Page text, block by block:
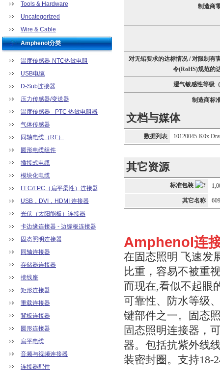
Tools & Hardware
Uncategorized
Wire & Cable
Amphenol分类
温度传感器-NTC热敏电阻
USB电缆
D-Sub连接器
压力传感器/变送器
温度传感器 - PTC 热敏电阻器
气体传感器
同轴电缆（RF）
圆形电缆组件
插接式电缆
模块化电缆
FFC/FPC（扁平柔性）连接器
USB，DVI，HDMI 连接器
光伏（太阳能板）连接器
卡边缘连接器 - 边缘板连接器
固态照明连接器
同轴连接器
存储器连接器
接线座
矩形连接器
重载连接器
背板连接器
圆形连接器
扁平电缆
音频与视频连接器
连接器配件
制造商
对无铅要求的达标情况 / 对限制有
令(RoHS)规范的
湿气敏感性等级
制造商标
文档与媒体
数据列表 10120045-K0x
其它资源
标准包装
其它名称
Amphenol连
在固态照明 飞速发
比重，容易不被重
而现在,看似不起眼
可靠性、防水等级
键部件之一。固态
固态照明连接器，
器。包括抗紫外线
装密封圈。支持18-